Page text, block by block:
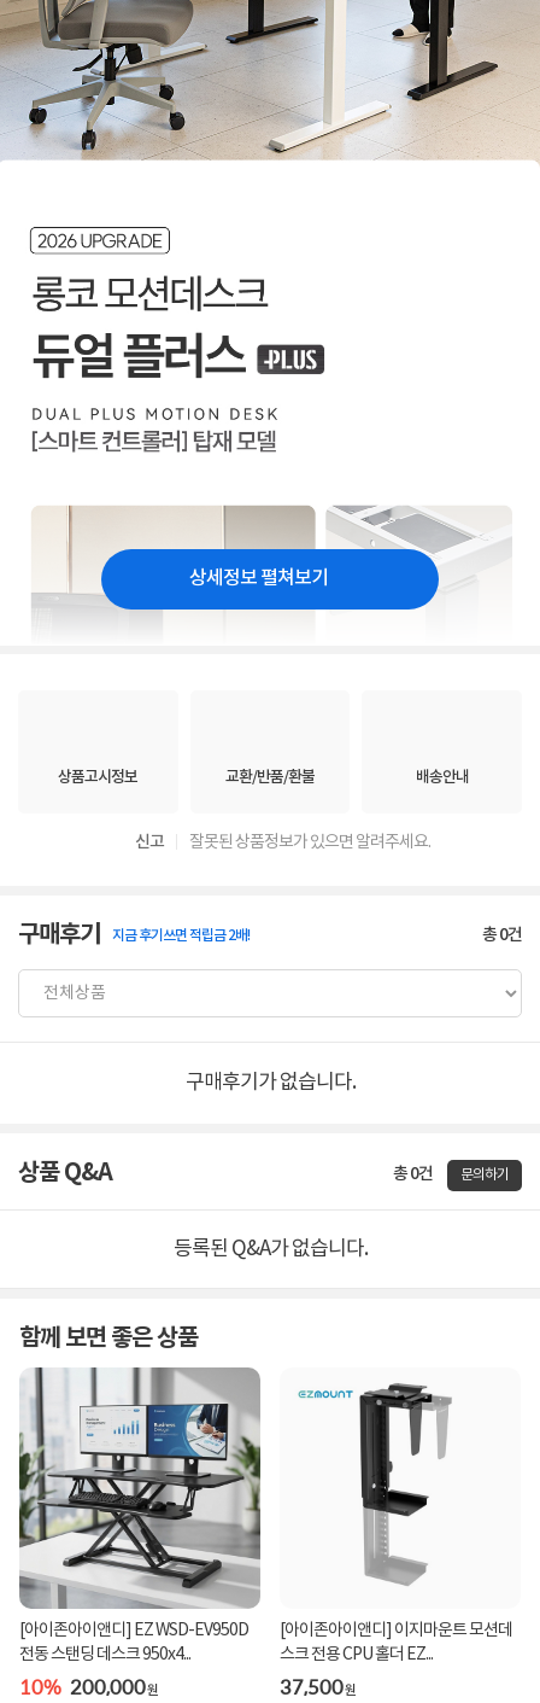
상세정보 펼쳐보기
상품고시정보 교환/반품/환불 배송안내
신고 잘못된 상품정보가 있으면 알려주세요.
구매후기 지금 후기쓰면 적립금 2배! 총0건
구매후기가 없습니다.
상품 Q&A 총 0건 문의하기
등록된 Q&A가 없습니다.
함께 보면 좋은 상품
[아이존아이앤디] EZ WSD-EV950D
전동 스탠딩 데스크 950x4...
10% 200,000원
[아이존아이앤디] 이지마운트 모션데
스크 전용 CPU 홀더 EZ...
37,500원